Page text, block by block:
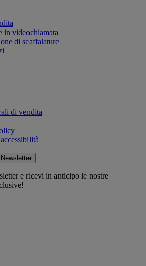
in videochiamata
di scaffalature
di vendita
Newsletter
e ricevi in anticipo le nostre